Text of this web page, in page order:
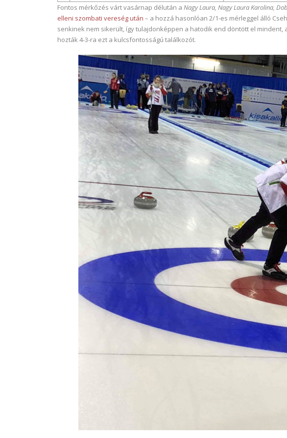
Fontos mérkőzés várt vasárnap délután a Nagy Laura, Nagy Laura Karolina,
elleni szombati vereség után – a hozzá hasonlóan 2/1-es mérleggel álló
senkinek nem sikerült, így tulajdonképpen a hatodik end döntött el
hozták 4-3-ra ezt a kulcsfontosságú találkozót.